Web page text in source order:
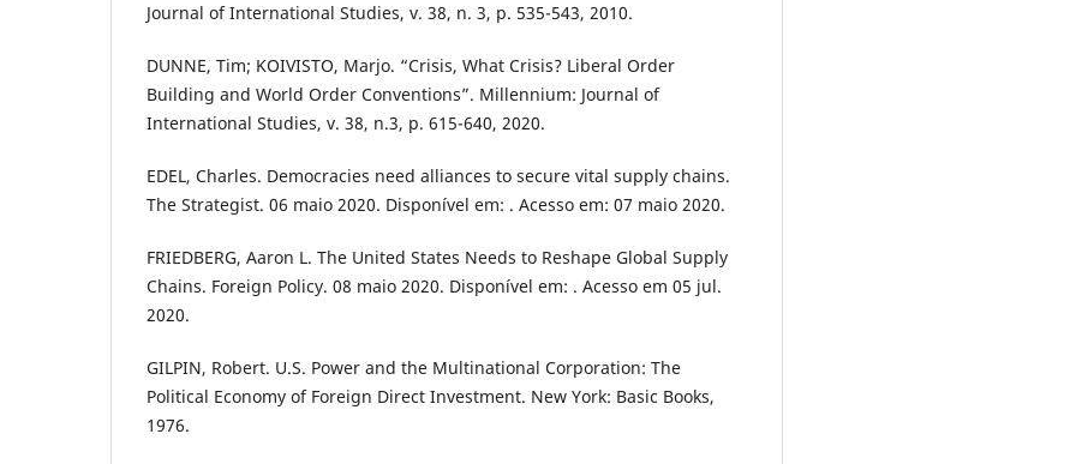
Journal of International Studies, v. 38, n. 3, p. 535-543, 2010.
DUNNE, Tim; KOIVISTO, Marjo. “Crisis, What Crisis? Liberal Order
Building and World Order Conventions”. Millennium: Journal of
International Studies, v. 38, n.3, p. 615-640, 2020.
EDEL, Charles. Democracies need alliances to secure vital supply chains.
The Strategist. 06 maio 2020. Disponível em: . Acesso em: 07 maio 2020.
FRIEDBERG, Aaron L. The United States Needs to Reshape Global Supply
Chains. Foreign Policy. 08 maio 2020. Disponível em: . Acesso em 05 jul.
2020.
GILPIN, Robert. U.S. Power and the Multinational Corporation: The
Political Economy of Foreign Direct Investment. New York: Basic Books,
1976.